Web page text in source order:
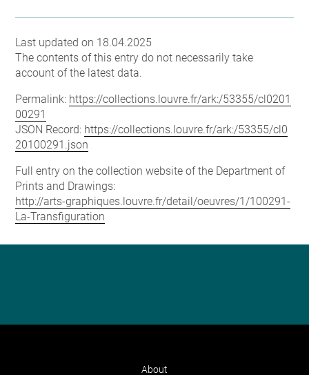
Last updated on 18.04.2025
The contents of this entry do not necessarily take
account of the latest data.
Permalink: https://collections.louvre.fr/ark:/53355/cl0201
00291
JSON Record: https://collections.louvre.fr/ark:/53355/cl0
20100291.json
Full entry on the collection website of the Department of
Prints and Drawings:
http://arts-graphiques.louvre.fr/detail/oeuvres/1/100291-
La-Transfiguration
About